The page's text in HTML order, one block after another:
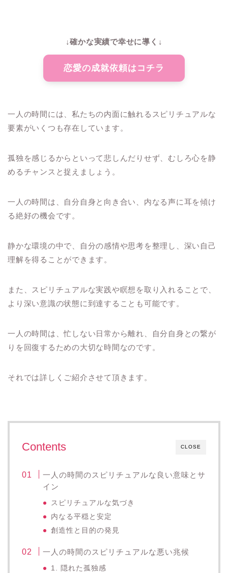
↓確かな実績で幸せに導く↓
恋愛の成就依頼はコチラ
一人の時間には、私たちの内面に触れるスピリチュアルな
要素がいくつも存在しています。
孤独を感じるからといって悲しんだりせず、むしろ心を静
めるチャンスと捉えましょう。
一人の時間は、自分自身と向き合い、内なる声に耳を傾け
る絶好の機会です。
静かな環境の中で、自分の感情や思考を整理し、深い自己
理解を得ることができます。
また、スピリチュアルな実践や瞑想を取り入れることで、
より深い意識の状態に到達することも可能です。
一人の時間は、忙しない日常から離れ、自分自身との繋が
りを回復するための大切な時間なのです。
それでは詳しくご紹介させて頂きます。
CLOSE
Contents
一人の時間のスピリチュアルな良い意味とサ
イン
スピリチュアルな気づき
内なる平穏と安定
創造性と目的の発見
一人の時間のスピリチュアルな悪い兆候
1. 隠れた孤独感